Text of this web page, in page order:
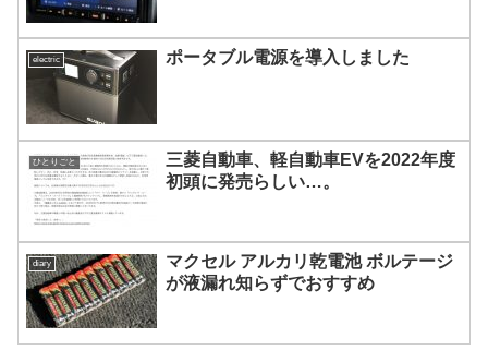
electric ポータブル電源を導入しました
ひとりごと
三菱自動車、軽自動車EVを2022年度
初頭に発売らしい…。
diary
マクセル アルカリ乾電池 ボルテージ
が液漏れ知らずでおすすめ